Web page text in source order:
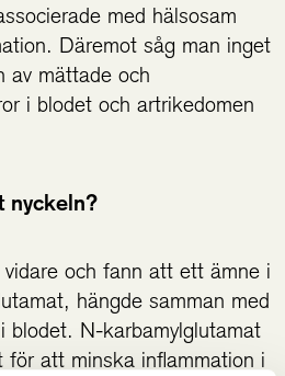
med hälsosam
Däremot såg man inget
av mättade och
i blodet och artrikedomen
nyckeln?
och fann att ett ämne i
hängde samman med
blodet. N-karbamylglutamat
för att minska inflammation i